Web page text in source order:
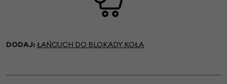
DODAJ: ŁAŃCUCH DO BLOKADY KOŁA